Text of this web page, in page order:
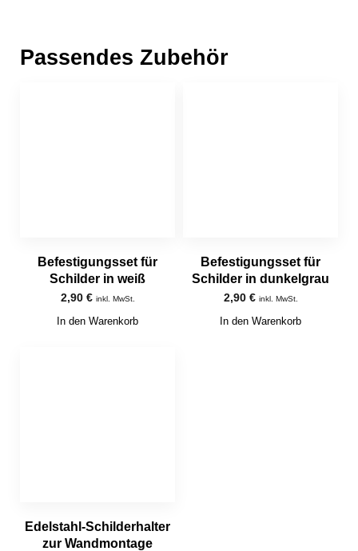
Passendes Zubehör
Befestigungsset für
Schilder in weiß
2,90 € inkl. MwSt.
In den Warenkorb
Befestigungsset für
Schilder in dunkelgrau
2,90 € inkl. MwSt.
In den Warenkorb
Edelstahl-Schilderhalter
zur Wandmontage